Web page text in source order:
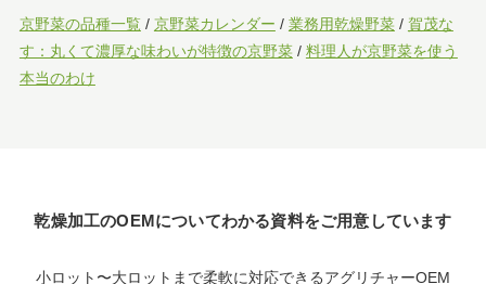
京野菜の品種一覧/ 京野菜カレンダー / 業務用乾燥野菜/ 賀茂な
す：丸くて濃厚な味わいが特徴の京野菜/ 料理人が京野菜を使う
本当のわけ
乾燥加工のOEMについてわかる資料をご用意しています
小ロット〜大ロットまで柔軟に対応できるアグリチャーOEM